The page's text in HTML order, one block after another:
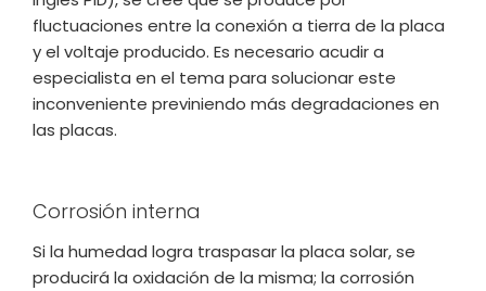
fluctuaciones entre la conexión a tierra de la placa
y el voltaje producido. Es necesario acudir a
especialista en el tema para solucionar este
inconveniente previniendo más degradaciones en
las placas.
Corrosión interna
Si la humedad logra traspasar la placa solar, se
producirá la oxidación de la misma; la corrosión